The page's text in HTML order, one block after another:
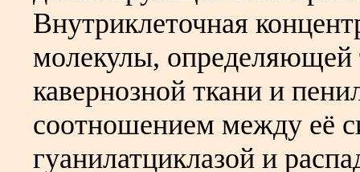
Внутриклеточная
молекулы, определяющей
кавернозной ткани и
соотношением между её
гуанилатциклазой и